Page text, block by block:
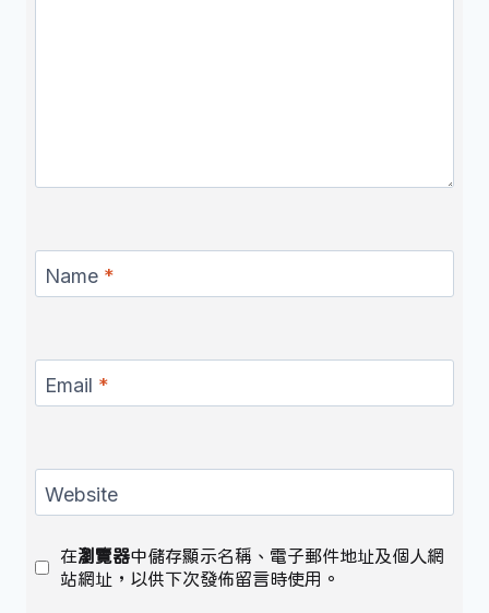
Name *
Email *
Website
在瀏覽器中儲存顯示名稱、電子郵件地址及個人網
站網址，以供下次發佈留言時使用。